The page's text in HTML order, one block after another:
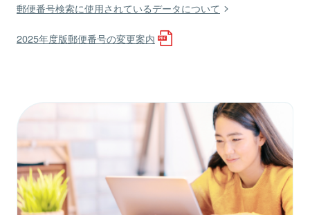
郵便番号検索に使用されているデータについて
2025年度版郵便番号の変更案内